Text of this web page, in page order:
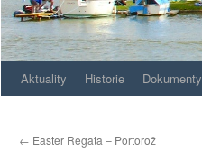
Přejít
obsahu
Aktuality Historie Dokumenty
← Easter Regata – Portorož